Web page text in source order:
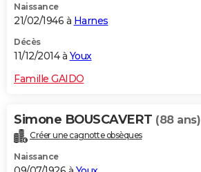
Naissance
21/02/1946 à Harnes
Décès
11/12/2014 à Youx
Famille GAIDO
Simone BOUSCAVERT (88 ans)
Créer une cagnotte obsèques
Naissance